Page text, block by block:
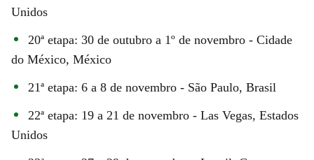
Unidos
20ª etapa: 30 de outubro a 1º de novembro - Cidade
do México, México
21ª etapa: 6 a 8 de novembro - São Paulo, Brasil
22ª etapa: 19 a 21 de novembro - Las Vegas, Estados
Unidos